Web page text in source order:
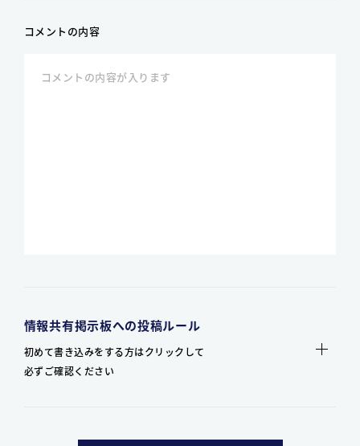
コメントの内容
情報共有掲示板への投稿ルール
初めて書き込みをする方はクリックして
必ずご確認ください